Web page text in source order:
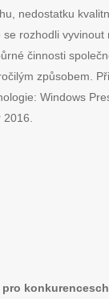
nedostatku
rozhodli vyvinout
činnosti
způsobem.
Windows
pro